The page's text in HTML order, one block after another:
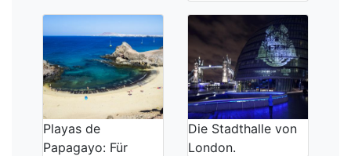
Playas de
Papagayo: Für
Die Stadthalle von
London.